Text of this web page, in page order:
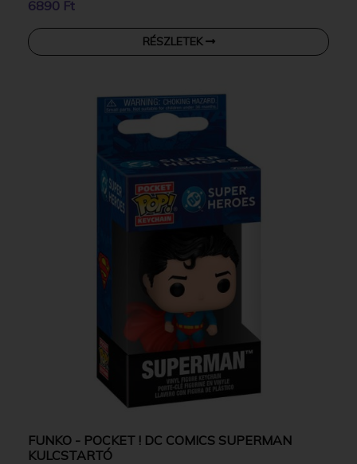
6890 Ft
RÉSZLETEK
FUNKO - POCKET ! DC COMICS SUPERMAN
KULCSTARTÓ